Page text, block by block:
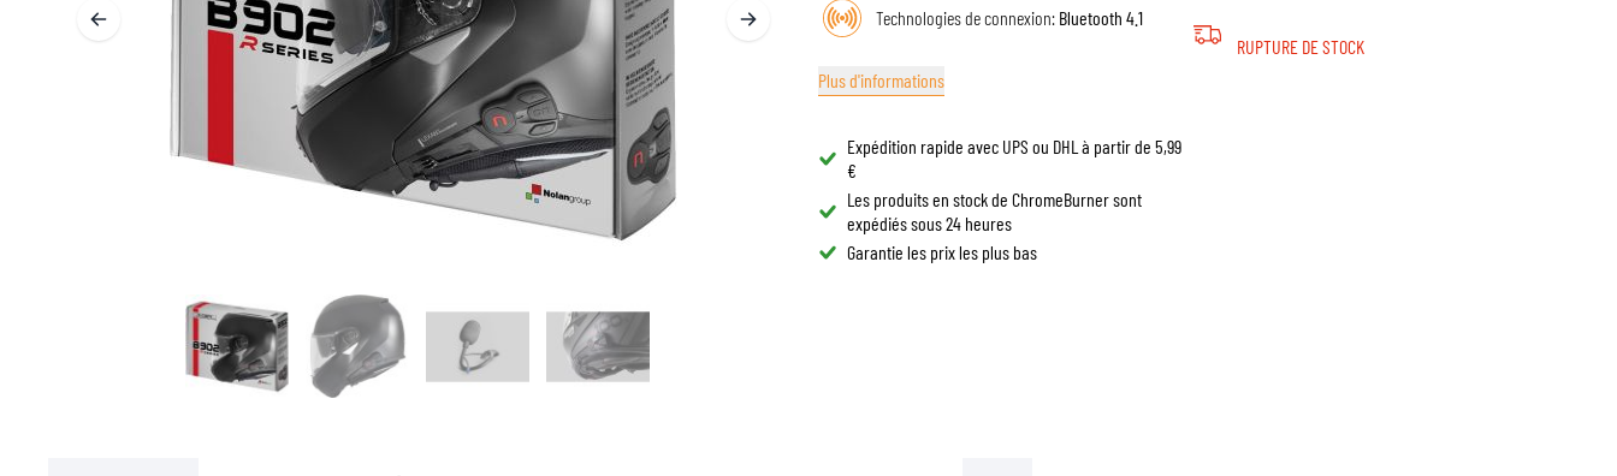
LUNETTES DE CASQUE
DOUBLURES DE CASQUE
SOUS-VÊTEMENTS MOTO
COUCHES DE BASE
COUCHES INTERMÉDIAIRES
TOURS DE COU ET TUNNELS
PROTECTION & ACCESSOIRES
AIRBAGS
PROTECTION DU HAUT DU CORPS
PROTECTION DU BAS DU CORPS
PROTECTION MX
SPORTSWEAR
SACS
CASQUETTES
LUNETTES
CHAUSSURE
SACS DE RÉSERVOIR MOTO
SACS DE QUEUE MOTO
RACKS ET SUPPORTS MOTO
RUPTURE DE STOCK
Technologies de connexion: Bluetooth 4.1
Plus d'informations
Expédition rapide avec UPS ou DHL à partir de 5,99
€
Les produits en stock de ChromeBurner sont
expédiés sous 24 heures
Garantie les prix les plus bas